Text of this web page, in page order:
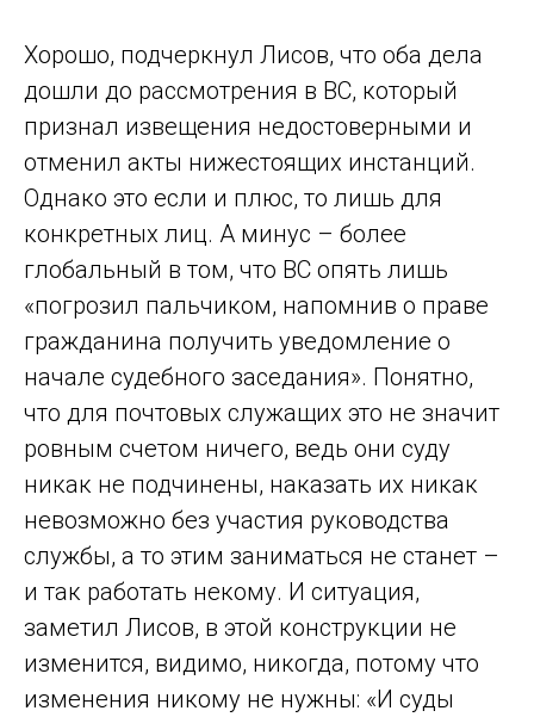
Хорошо, подчеркнул Лисов, что оба дела
дошли до рассмотрения в ВС, который
признал извещения недостоверными и
отменил акты нижестоящих инстанций.
Однако это если и плюс, то лишь для
конкретных лиц. А минус – более
глобальный в том, что ВС опять лишь
«погрозил пальчиком, напомнив о праве
гражданина получить уведомление о
начале судебного заседания». Понятно,
что для почтовых служащих это не значит
ровным счетом ничего, ведь они суду
никак не подчинены, наказать их никак
невозможно без участия руководства
службы, а то этим заниматься не станет –
и так работать некому. И ситуация,
заметил Лисов, в этой конструкции не
изменится, видимо, никогда, потому что
изменения никому не нужны: «И суды